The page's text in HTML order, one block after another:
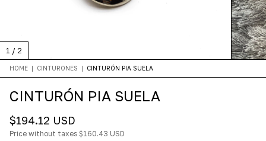
1 / 2
HOME | CINTURONES | CINTURÓN PIA SUELA
CINTURÓN PIA SUELA
$194.12 USD
Price without taxes $160.43 USD